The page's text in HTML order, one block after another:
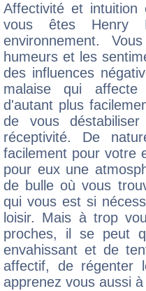
Affectivité et intuition
vous êtes Henry
environnement.
humeurs et les
des influences
malaise qui
d'autant plus
de vous
réceptivité. De
facilement pour votre
pour eux une
de bulle où vous
qui vous est si
loisir. Mais à trop
proches, il se peut
envahissant et de
affectif, de régenter
apprenez vous aussi